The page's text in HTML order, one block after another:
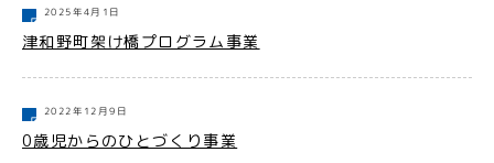
2025年4月1日
津和野町架け橋プログラム事業
2022年12月9日
0歳児からのひとづくり事業